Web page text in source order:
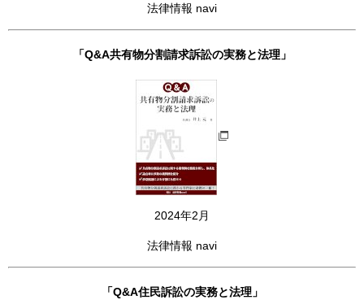
法律情報 navi
「Q&A共有物分割請求訴訟の実務と法理」
2024年2月
法律情報 navi
「Q&A住民訴訟の実務と法理」